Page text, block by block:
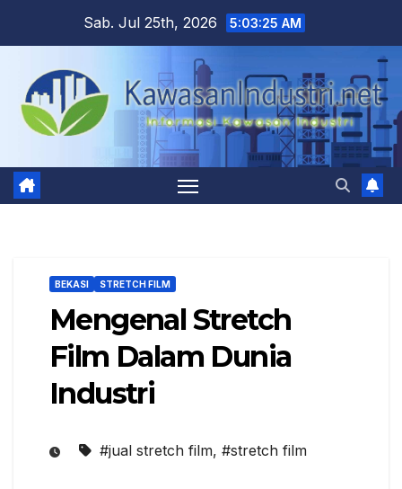
content
Sab. Jul 25th, 2026 5:03:26 AM
BEKASI STRETCH FILM
Mengenal Stretch
Film Dalam Dunia
Industri
#jual stretch film, #stretch film